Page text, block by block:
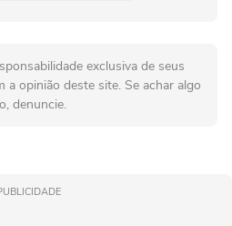
exclusiva de seus
a opinião deste site. Se achar algo
denuncie.